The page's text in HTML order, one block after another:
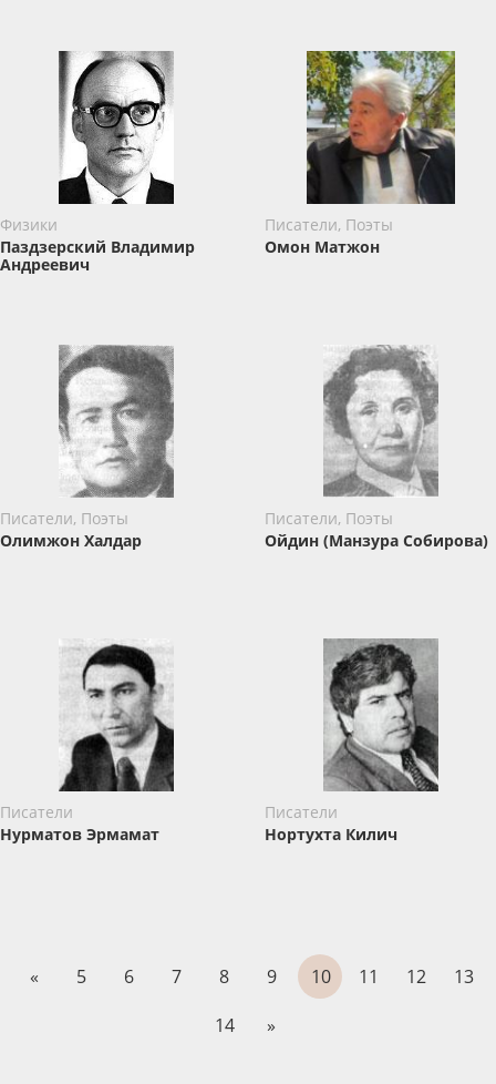
Физики
Паздзерский Владимир
Андреевич
Писатели, Поэты
Омон Матжон
Писатели, Поэты
Олимжон Халдар
Писатели, Поэты
Ойдин (Манзура Собирова)
Писатели
Нурматов Эрмамат
Писатели
Нортухта Килич
« 5 6 7 8 9 10 11 12
13
14
»